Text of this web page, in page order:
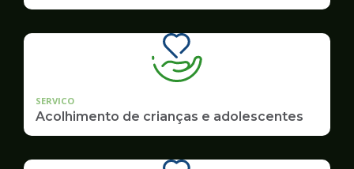
SERVICO
Acolhimento de crianças e adolescentes